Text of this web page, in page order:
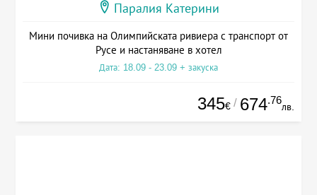
Паралия Катерини
Мини почивка на Олимпийската ривиера с транспорт от
Русе и настаняване в хотел
Дата: 18.09 - 23.09 + закуска
345€ / 674.76
лв.